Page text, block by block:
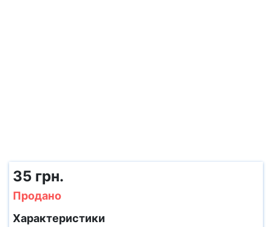
35 грн.
Продано
Характеристики